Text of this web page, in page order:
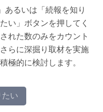
あるいは「続報を知り
い」ボタンを押してく
れた数のみをカウント
らに深掘り取材を実施
極的に検討します。
たい